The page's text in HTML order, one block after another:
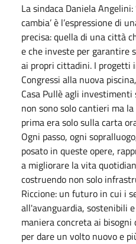
La sindaca Daniela
cambia’ è l’espressione di
precisa: quella di una città
e che investe per garantire
ai propri cittadini. I progetti
Congressi alla nuova
Casa Pullè agli
non sono solo cantieri ma
prima era solo sulla carta
Ogni passo, ogni
posato in queste opere,
a migliorare la vita
costruendo non solo
Riccione: un futuro in cui i
all'avanguardia, sostenibili
maniera concreta ai
per dare un volto nuovo e